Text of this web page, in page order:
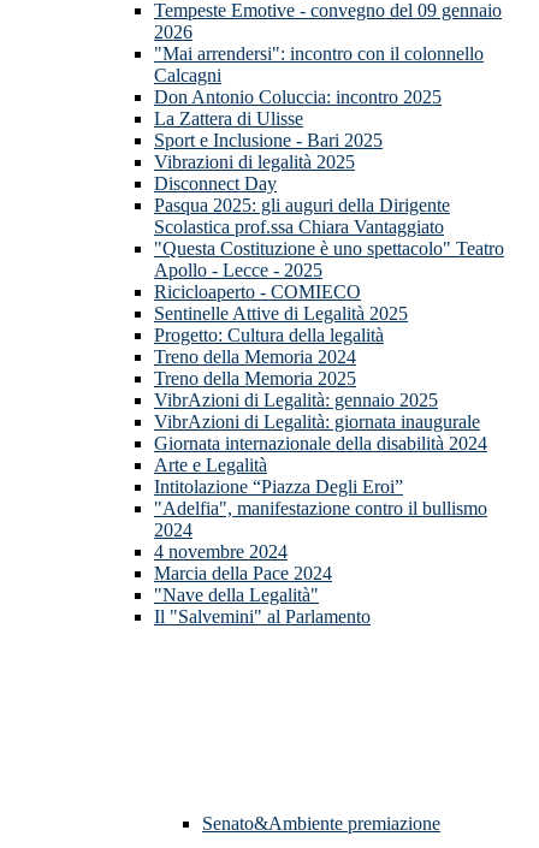
Tempeste Emotive - convegno del 09 gennaio
2026
"Mai arrendersi": incontro con il colonnello
Calcagni
Don Antonio Coluccia: incontro 2025
La Zattera di Ulisse
Sport e Inclusione - Bari 2025
Vibrazioni di legalità 2025
Disconnect Day
Pasqua 2025: gli auguri della Dirigente
Scolastica prof.ssa Chiara Vantaggiato
"Questa Costituzione è uno spettacolo" Teatro
Apollo - Lecce - 2025
Ricicloaperto - COMIECO
Sentinelle Attive di Legalità 2025
Progetto: Cultura della legalità
Treno della Memoria 2024
Treno della Memoria 2025
VibrAzioni di Legalità: gennaio 2025
VibrAzioni di Legalità: giornata inaugurale
Giornata internazionale della disabilità 2024
Arte e Legalità
Intitolazione “Piazza Degli Eroi”
"Adelfia", manifestazione contro il bullismo
2024
4 novembre 2024
Marcia della Pace 2024
"Nave della Legalità"
Il "Salvemini" al Parlamento
Senato&Ambiente premiazione